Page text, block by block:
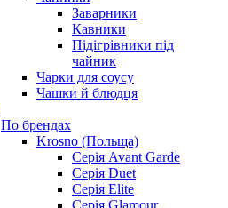
Заварники
Кавники
Підігрівники під
чайник
Чарки для соусу
Чашки й блюдця
По брендах
Krosno (Польща)
Серія Avant Garde
Серія Duet
Серія Elite
Серія Glamour